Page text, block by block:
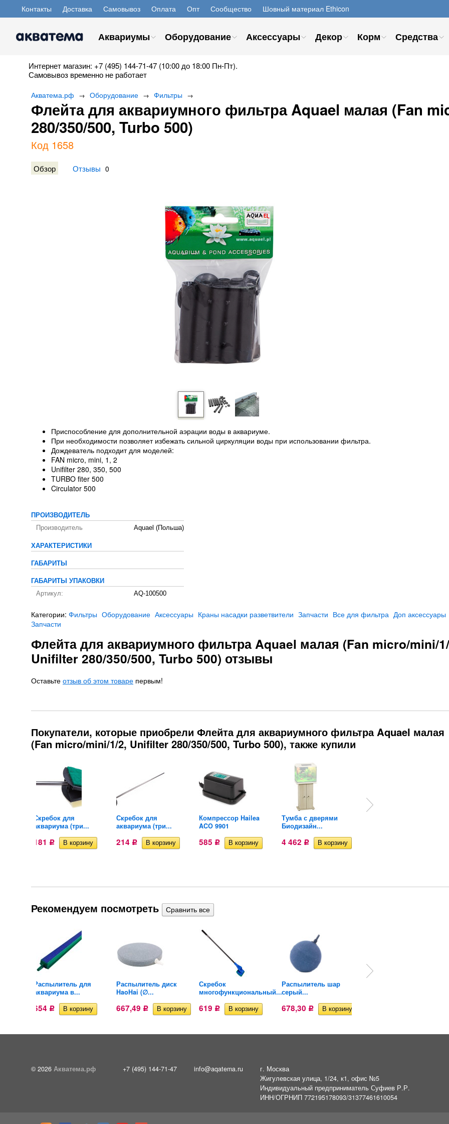
Контакты Доставка Самовывоз Оплата Опт Сообщество Шовный материал Ethicon
Аквариумы Оборудование Аксессуары Декор Корм Средства
Интернет магазин: +7 (495) 144-71-47 (10:00 до 18:00 Пн-Пт).
Самовывоз временно не работает
Акватема.рф → Оборудование → Фильтры →
Флейта для аквариумного фильтра Aquael малая (Fan
280/350/500, Turbo 500)
Код 1658
Обзор Отзывы 0
Приспособление для дополнительной аэрации воды в аквариуме.
При необходимости позволяет избежать сильной циркуляции воды при использовании фильтра.
Дождеватель подходит для моделей:
FAN micro, mini, 1, 2
Unifilter 280, 350, 500
TURBO fiter 500
Circulator 500
ПРОИЗВОДИТЕЛЬ
Производитель
Aquael (Польша)
ХАРАКТЕРИСТИКИ
ГАБАРИТЫ
ГАБАРИТЫ УПАКОВКИ
Артикул:
AQ-100500
Категории: Фильтры Оборудование Аксессуары Краны насадки разветвители Запчасти Все для фильтра Доп аксессуары
Запчасти
Флейта для аквариумного фильтра Aquael малая (Fan micro/mini/
Unifilter 280/350/500, Turbo 500) отзывы
Оставьте отзыв об этом товаре первым!
Покупатели, которые приобрели Флейта для аквариумного фильтра Aquael малая
(Fan micro/mini/1/2, Unifilter 280/350/500, Turbo 500), также купили
Скребок для
аквариума (три...
181 Р
Скребок для
аквариума (три...
214 Р
Компрессор Hailea
ACO 9901
585 Р
Тумба с дверями
Биодизайн...
4 462 Р
Рекомендуем посмотреть
Распылитель для
аквариума в...
654 Р
Распылитель диск
HaoHai (∅...
667,49 Р
Скребок
многофункциональный...
619 Р
Распылитель шар
серый...
678,30 Р
© 2026 Акватема.рф +7 (495) 144-71-47 info@aqatema.ru
г. Москва
Жигулевская улица, 1/24, к1, офис №5
Индивидуальный предприниматель Суфиев Р.Р.
ИНН/ОГРНИП 772195178093/31377461610054